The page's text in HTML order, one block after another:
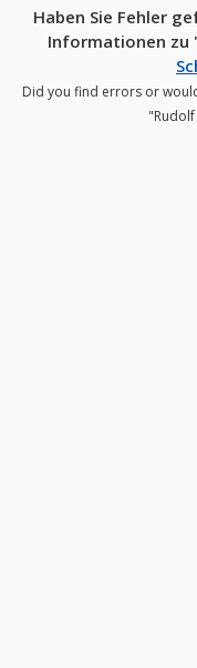
Haben Sie Fehler
Informationen zu
Did you find errors or